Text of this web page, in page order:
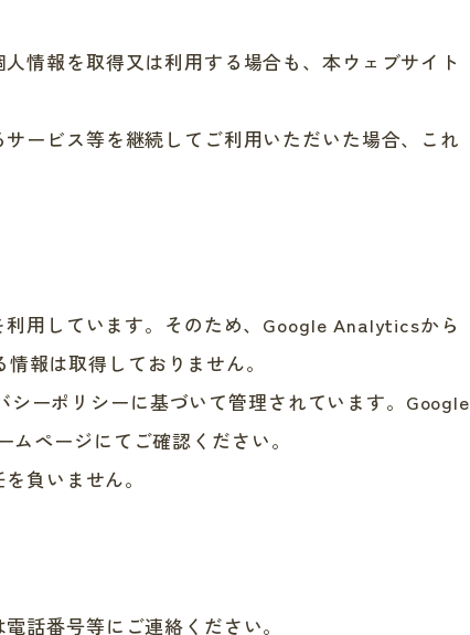
情報を取得又は利用する場合も、本ウェブサイト
ービス等を継続してご利用いただいた場合、これ
用しています。そのため、Google Analyticsから
報は取得しておりません。
ーポリシーに基づいて管理されています。Google
ページにてご確認ください。
負いません。
話番号等にご連絡ください。